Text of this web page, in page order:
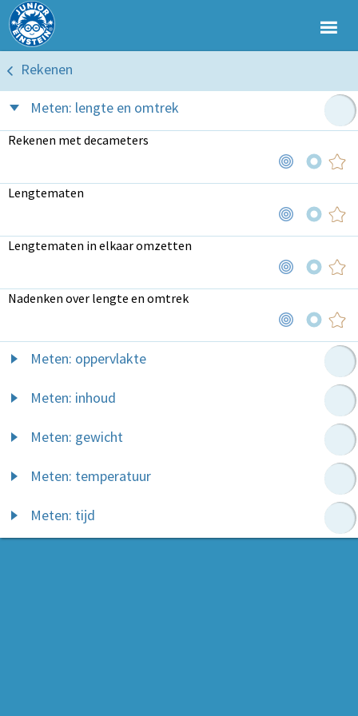
Rekenen
Meten: lengte en omtrek
Rekenen met decameters
Lengtematen
Lengtematen in elkaar omzetten
Nadenken over lengte en omtrek
Meten: oppervlakte
Meten: inhoud
Meten: gewicht
Meten: temperatuur
Meten: tijd